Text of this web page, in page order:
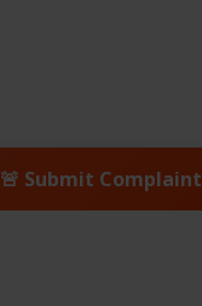
🚨 Submit Complaint